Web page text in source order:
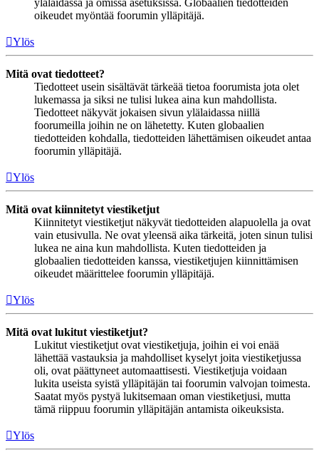
oikeudet myöntää foorumin ylläpitäjä.
Ylös
Mitä ovat tiedotteet?
Tiedotteet usein sisältävät tärkeää tietoa foorumista jota olet
lukemassa ja siksi ne tulisi lukea aina kun mahdollista.
Tiedotteet näkyvät jokaisen sivun ylälaidassa niillä
foorumeilla joihin ne on lähetetty. Kuten globaalien
tiedotteiden kohdalla, tiedotteiden lähettämisen oikeudet antaa
foorumin ylläpitäjä.
Ylös
Mitä ovat kiinnitetyt viestiketjut
Kiinnitetyt viestiketjut näkyvät tiedotteiden alapuolella ja ovat
vain etusivulla. Ne ovat yleensä aika tärkeitä, joten sinun tulisi
lukea ne aina kun mahdollista. Kuten tiedotteiden ja
globaalien tiedotteiden kanssa, viestiketjujen kiinnittämisen
oikeudet määrittelee foorumin ylläpitäjä.
Ylös
Mitä ovat lukitut viestiketjut?
Lukitut viestiketjut ovat viestiketjuja, joihin ei voi enää
lähettää vastauksia ja mahdolliset kyselyt joita viestiketjussa
oli, ovat päättyneet automaattisesti. Viestiketjuja voidaan
lukita useista syistä ylläpitäjän tai foorumin valvojan toimesta.
Saatat myös pystyä lukitsemaan oman viestiketjusi, mutta
tämä riippuu foorumin ylläpitäjän antamista oikeuksista.
Ylös